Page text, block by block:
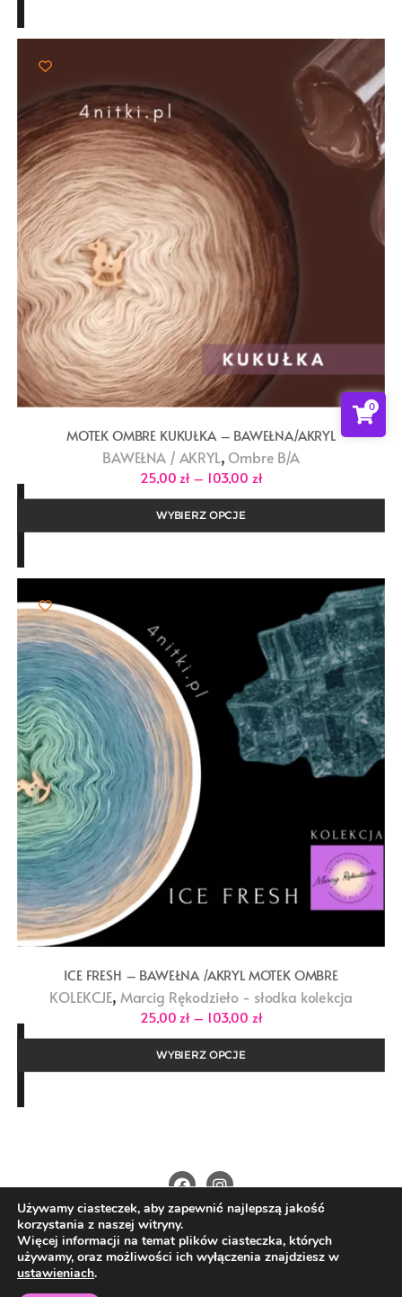
MOTEK OMBRE KUKUŁKA – BAWEŁNA/AKRYL
BAWEŁNA / AKRYL, Ombre B/A
25,00 zł – 103,00 złZakres
od
do
WYBIERZ OPCJE
ICE FRESH – BAWEŁNA /AKRYL MOTEK OMBRE
KOLEKCJE, Marcig Rękodzieło - słodka kolekcja
25,00zł – 103,00 złZakres
od
do
WYBIERZ OPCJE
O Nas Kontakt Polityka prywatności
Regulamin
Wysyłka i płatności
Copyright ©2026 4nitki.pl . All rights reserved.
Powered by
Używamy ciasteczek, aby zapewnić najlepszą jakość
korzystania z naszej witryny.
Więcej informacji na temat plików ciasteczka, których
używamy, oraz możliwości ich wyłączenia znajdziesz w
ustawieniach.
0